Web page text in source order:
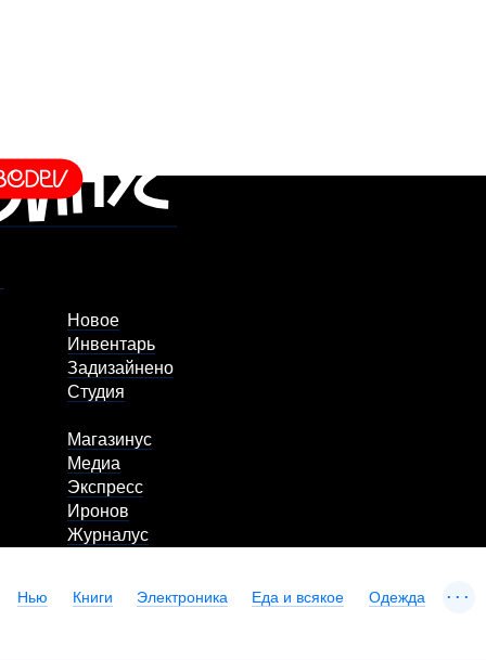
Новое
Инвентарь
Задизайнено
Студия
Магазинус
Медиа
Экспресс
Иронов
Журналус
Нью Книги Электроника Еда и всякое Одежда ...